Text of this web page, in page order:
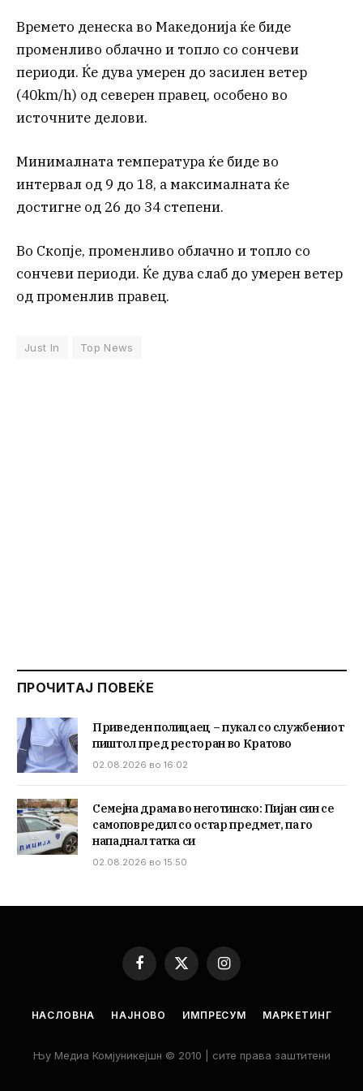
Времето денеска во Македонија ќе биде
променливо облачно и топло со сончеви
периоди. Ќе дува умерен до засилен ветер
(40km/h) од северен правец, особено во
источните делови.
Минималната температура ќе биде во
интервал од 9 до 18, а максималната ќе
достигне од 26 до 34 степени.
Во Скопје, променливо облачно и топло со
сончеви периоди. Ќе дува слаб до умерен ветер
од променлив правец.
Just In Top News
ПРОЧИТАЈ ПОВЕЌЕ
Приведен полицаец – пукал со службениот
пиштол пред ресторан во Кратово
02.08.2026 во 16:02
Семејна драма во неготинско: Пијан син се
самоповредил со остар предмет, па го
нападнал татка си
02.08.2026 во 15:50
Facebook
X
Instagram
НАСЛОВНА НАЈНОВО ИМПРЕСУМ МАРКЕТИНГ
Њу Медиа Комјуникејшн © 2010 | сите права заштитени